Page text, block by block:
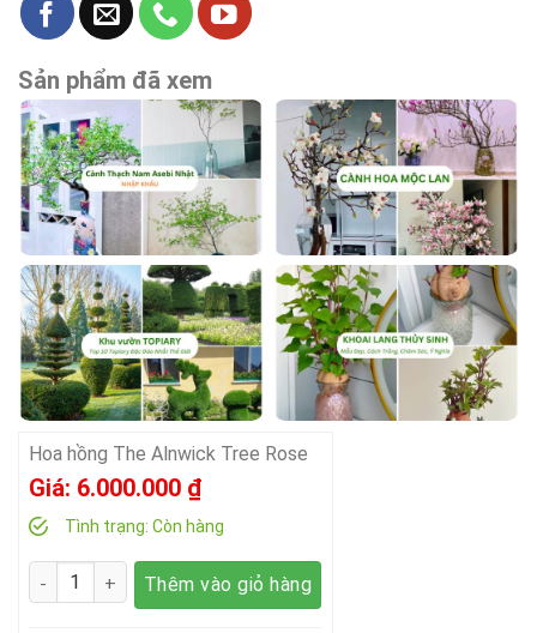
Sản phẩm đã xem
Hoa hồng The Alnwick Tree Rose
Giá: 6.000.000 ₫
Tình trạng: Còn hàng
Số lượng Thêm vào giỏ hàng